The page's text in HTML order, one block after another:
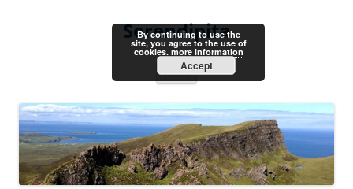
Serendipita
Menu
By continuing to use the
site, you agree to the use of
cookies. more information
Accept